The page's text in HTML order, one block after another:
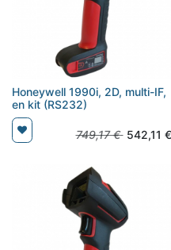
Honeywell 1990i, 2D, multi-IF,
en kit (RS232)
749,17€ 542,11 €